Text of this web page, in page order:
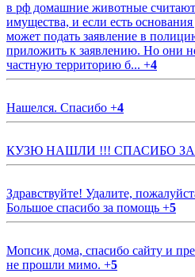
в рф домашние животные
имущества, и если есть
может подать заявление в
приложить к заявлению. Но они
частную территорию б... +4
Нашелся. Спасибо +4
КУЗЮ НАШЛИ !!! СПАСИБО
Здравствуйте! Удалите,
Большое спасибо за помощь +5
Мопсик дома, спасибо сайту и
не прошли мимо. +5